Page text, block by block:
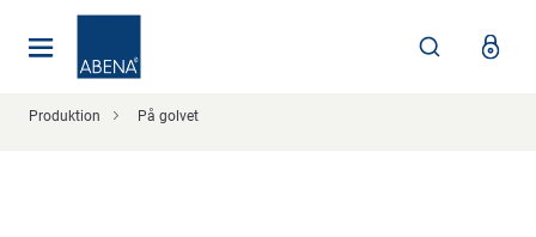
Produktion På golvet